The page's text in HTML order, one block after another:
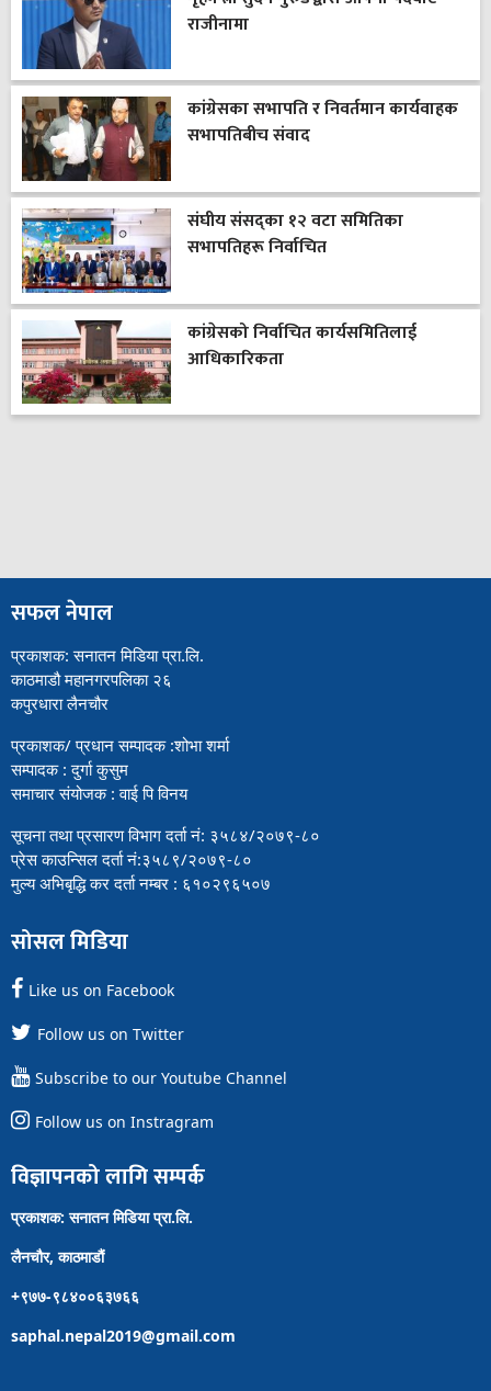
राजीनामा
कांग्रेसका सभापति र निवर्तमान कार्यवाहक
सभापतिबीच संवाद
संघीय संसद्का १२ वटा समितिका
सभापतिहरू निर्वाचित
कांग्रेसको निर्वाचित कार्यसमितिलाई
आधिकारिकता
सफल नेपाल
प्रकाशक: सनातन मिडिया प्रा.लि.
काठमाडौ महानगरपलिका २६
कपुरधारा लैनचौर
प्रकाशक/ प्रधान सम्पादक :शोभा शर्मा
सम्पादक : दुर्गा कुसुम
समाचार संयोजक : वाई पि विनय
सूचना तथा प्रसारण विभाग दर्ता नं: ३५८४/२०७९-८०
प्रेस काउन्सिल दर्ता नं:३५८९/२०७९-८०
मुल्य अभिबृद्धि कर दर्ता नम्बर : ६१०२९६५०७
सोसल मिडिया
Like us on Facebook
Follow us on Twitter
Subscribe to our Youtube Channel
Follow us on Instragram
विज्ञापनको लागि सम्पर्क
प्रकाशक: सनातन मिडिया प्रा.लि.
लैनचौर, काठमाडौं
+९७७-९८४००६३७६६
saphal.nepal2019@gmail.com